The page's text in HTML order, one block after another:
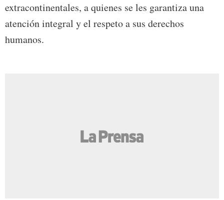
extracontinentales, a quienes se les garantiza una
atención integral y el respeto a sus derechos
humanos.